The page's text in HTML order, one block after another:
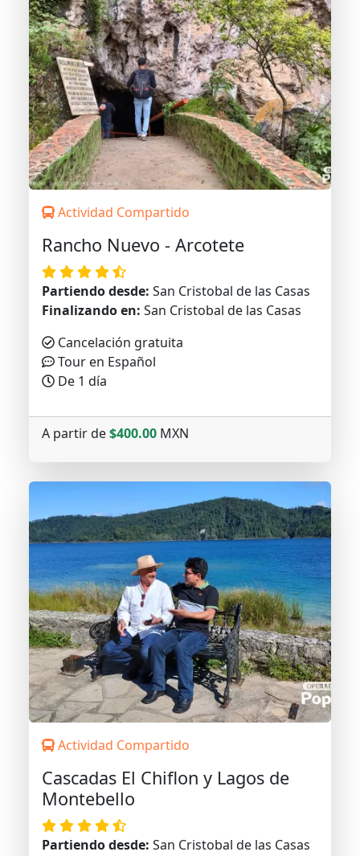
Actividad Compartido
Rancho Nuevo - Arcotete
Partiendo desde: San Cristobal de las Casas
Finalizando en: San Cristobal de las Casas
Cancelación gratuita
Tour en Español
De 1 día
A partir de$400.00 MXN
Actividad Compartido
Cascadas El Chiflon y Lagos de
Montebello
Partiendo desde: San Cristobal de las Casas